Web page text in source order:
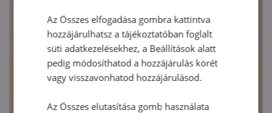
Az Összes elfogadása gombra kattintva
hozzájárulhatsz a tájékoztatóban foglalt
süti adatkezelésekhez, a Beállítások alatt
pedig módosíthatod a hozzájárulás körét
vagy visszavonhatod hozzájárulásod.
Az Összes elutasítása gomb használata